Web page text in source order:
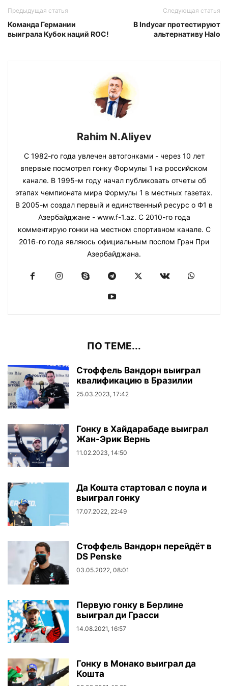
Предыдущая статья
Команда Германии
выиграла Кубок наций ROC!
Следующая статья
В Indycar протестируют
альтернативу Halo
Rahim N.Aliyev
С 1982-го года увлечен автогонками - через 10 лет
впервые посмотрел гонку Формулы 1 на российском
канале. В 1995-м году начал публиковать отчеты об
этапах чемпионата мира Формулы 1 в местных газетах.
В 2005-м создал первый и единственный ресурс о Ф1 в
Азербайджане - www.f-1.az. С 2010-го года
комментирую гонки на местном спортивном канале. С
2016-го года являюсь официальным послом Гран При
Азербайджана.
ПО ТЕМЕ...
Стоффель Вандорн выиграл
квалификацию в Бразилии
25.03.2023, 17:42
Гонку в Хайдарабаде выиграл
Жан-Эрик Вернь
11.02.2023, 14:50
Да Кошта стартовал с поула и
выиграл гонку
17.07.2022, 22:49
Стоффель Вандорн перейдёт в
DS Penske
03.05.2022, 08:01
Первую гонку в Берлине
выиграл ди Грасси
14.08.2021, 16:57
Гонку в Монако выиграл да
Кошта